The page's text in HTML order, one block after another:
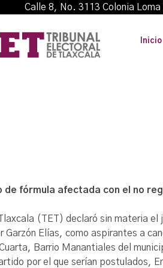
Calle 8, No. 3113 Colonia
Inicio
de fórmula afectada con el no
(TET) declaró sin materia
Garzón Elías, como aspirantes a
Barrio Manantiales del
por el que serían postulados,